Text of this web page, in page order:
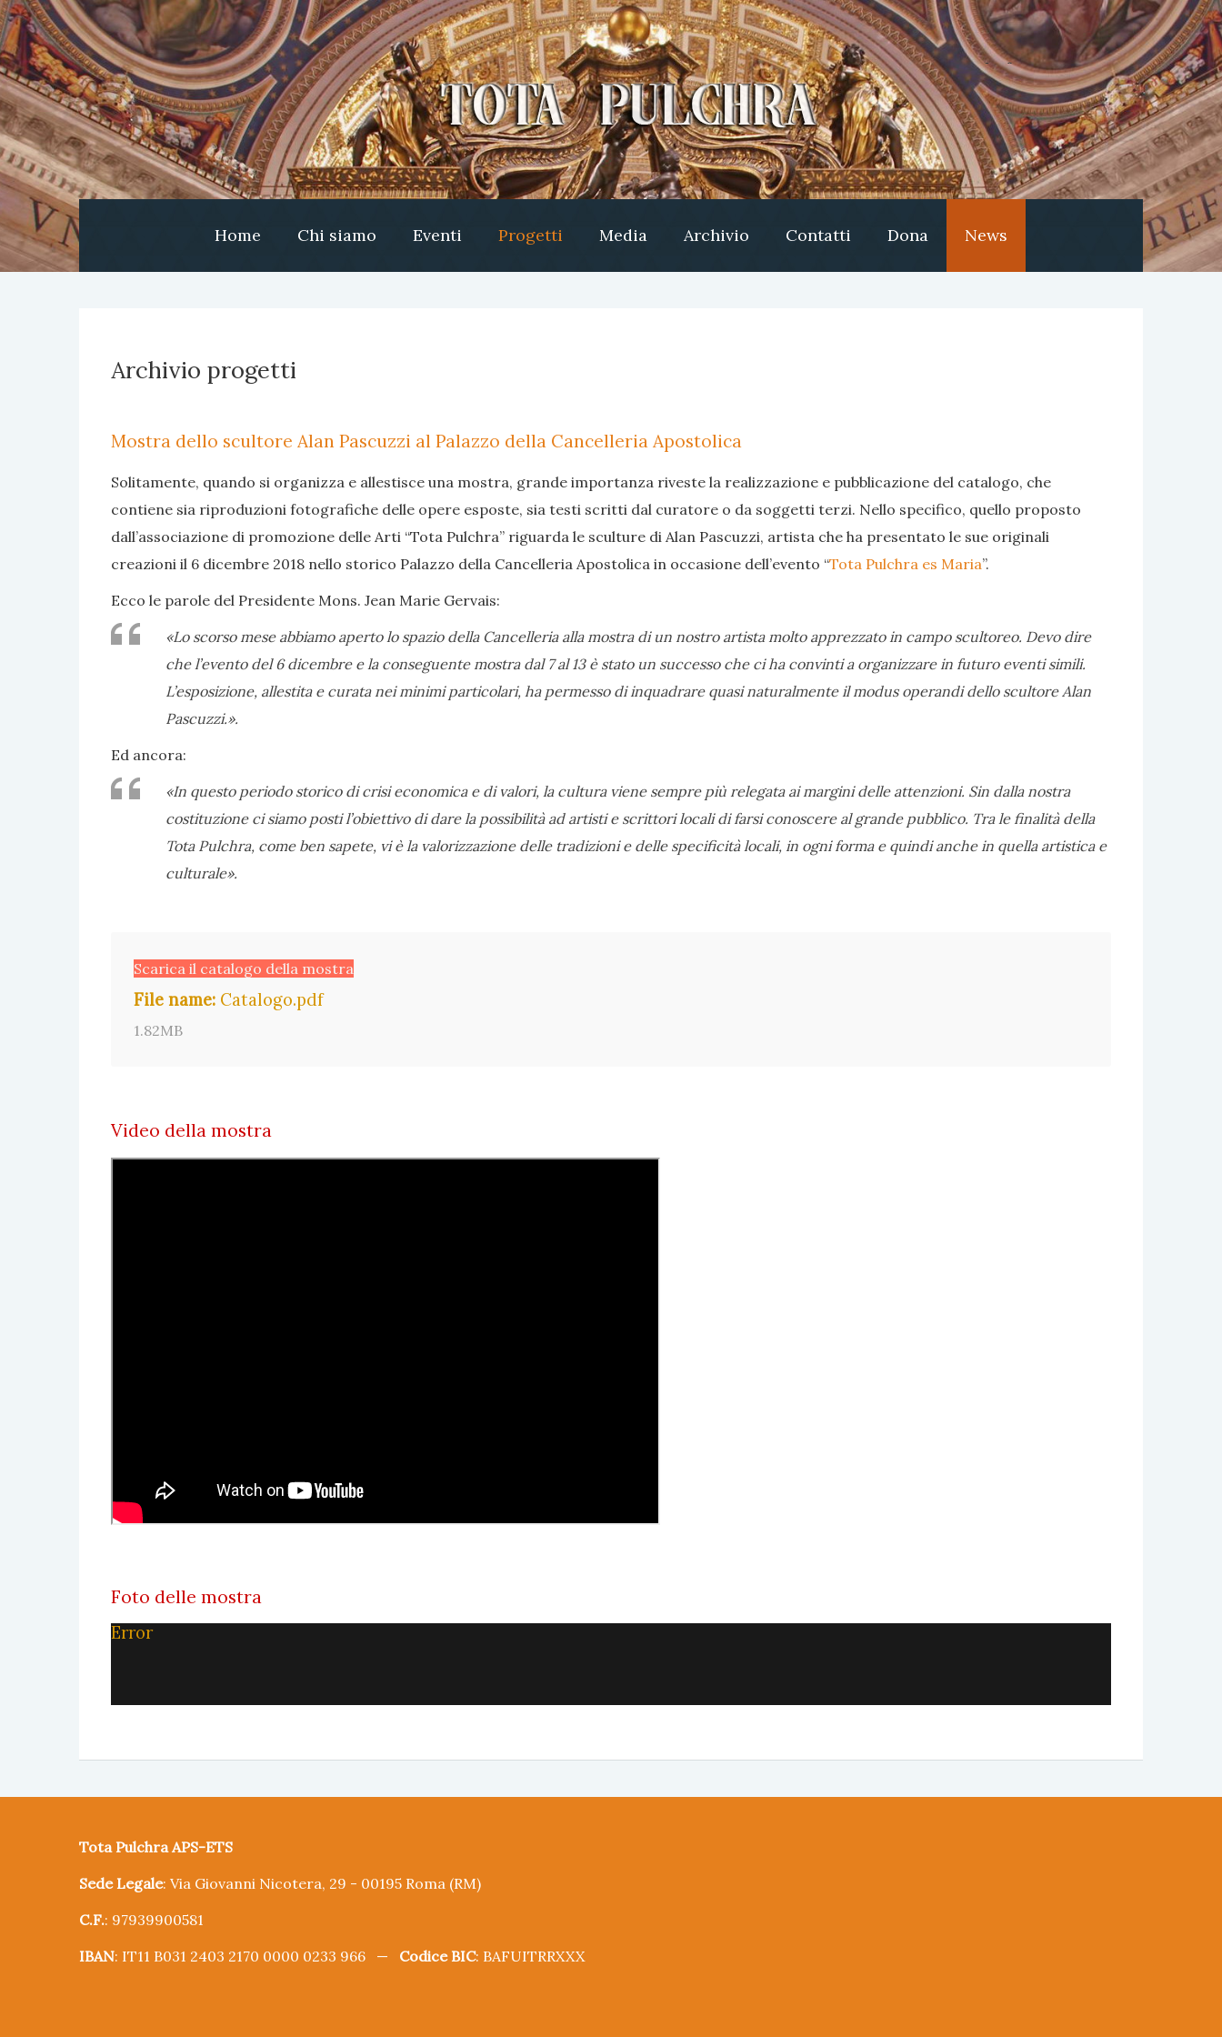
Home Chi siamo Eventi Progetti Media Archivio Contatti Dona News
Archivio progetti
Mostra dello scultore Alan Pascuzzi al Palazzo della Cancelleria Apostolica
Solitamente, quando si organizza e allestisce una mostra, grande importanza riveste la realizzazione e pubblicazione del catalogo, che
contiene sia riproduzioni fotografiche delle opere esposte, sia testi scritti dal curatore o da soggetti terzi. Nello specifico, quello proposto
dall’associazione di promozione delle Arti “Tota Pulchra” riguarda le sculture di Alan Pascuzzi, artista che ha presentato le sue originali
creazioni il 6 dicembre 2018 nello storico Palazzo della Cancelleria Apostolica in occasione dell’evento “Tota Pulchra es Maria”.
Ecco le parole del Presidente Mons. Jean Marie Gervais:
«Lo scorso mese abbiamo aperto lo spazio della Cancelleria alla mostra di un nostro artista molto apprezzato in campo scultoreo. Devo dire
che l’evento del 6 dicembre e la conseguente mostra dal 7 al 13 è stato un successo che ci ha convinti a organizzare in futuro eventi simili.
L’esposizione, allestita e curata nei minimi particolari, ha permesso di inquadrare quasi naturalmente il modus operandi dello scultore Alan
Pascuzzi.».
Ed ancora:
«In questo periodo storico di crisi economica e di valori, la cultura viene sempre più relegata ai margini delle attenzioni. Sin dalla nostra
costituzione ci siamo posti l’obiettivo di dare la possibilità ad artisti e scrittori locali di farsi conoscere al grande pubblico. Tra le finalità della
Tota Pulchra, come ben sapete, vi è la valorizzazione delle tradizioni e delle specificità locali, in ogni forma e quindi anche in quella artistica e
culturale».
Scarica il catalogo della mostra
File name: Catalogo.pdf
1.82MB
Video della mostra
Foto delle mostra
Error
Tota Pulchra APS-ETS
Sede Legale: Via Giovanni Nicotera, 29 - 00195 Roma (RM)
C.F.: 97939900581
IBAN: IT11 B031 2403 2170 0000 0233 966 — Codice BIC: BAFUITRRXXX